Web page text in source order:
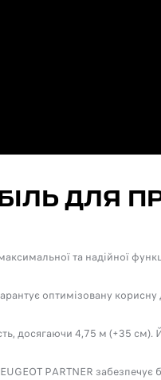
ДЛЯ
та надійної
оптимізовану
досягаючи 4,75 м (+35
PARTNER